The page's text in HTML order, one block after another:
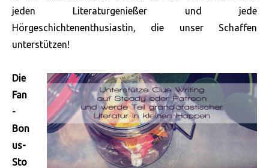
jeden Literaturgenießer und jede
Hörgeschichtenenthusiastin, die unser Schaffen
unterstützen!
Die
Fan
-
Bon
us-
Sto